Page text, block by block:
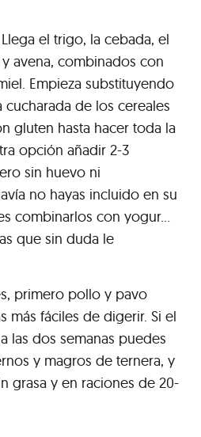
el trigo, la cebada, el
avena, combinados con
Empieza substituyendo
de los cereales
gluten hasta hacer toda la
opción añadir 2-3
sin huevo ni
no hayas incluido en su
combinarlos con yogur…
que sin duda le
primero pollo y pavo
más fáciles de digerir. Si el
las dos semanas puedes
y magros de ternera, y
grasa y en raciones de 20-